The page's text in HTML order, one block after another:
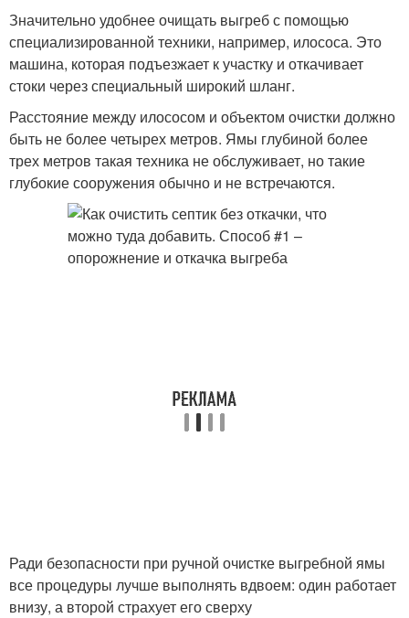
Значительно удобнее очищать выгреб с помощью
специализированной техники, например, илососа. Это
машина, которая подъезжает к участку и откачивает
стоки через специальный широкий шланг.
Расстояние между илососом и объектом очистки должно
быть не более четырех метров. Ямы глубиной более
трех метров такая техника не обслуживает, но такие
глубокие сооружения обычно и не встречаются.
Ради безопасности при ручной очистке выгребной ямы
все процедуры лучше выполнять вдвоем: один работает
внизу, а второй страхует его сверху